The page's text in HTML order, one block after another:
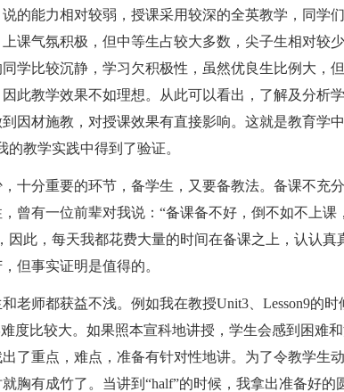
的能力相对较弱，授课采用较深的全英教学，同学们
课气氛积极，但中等生占较大多数，尖子生相对较
学比较沉静，学习欠积极性，虽然优良生比例大，
此教学效果不如理想。从此可以看出，了解及分析学
因材施教，对授课效果有直接影响。这就是教育学
教学实践中得到了验证。
十分重要的环节，备学生，又要备教法。备课不充
曾有一位前辈对我说：“备课备不好，倒不如不上课
因此，每天我都花费大量的时间在备课之上，认认真
但事实证明是值得的。
老师都获益不浅。例如我在教授Unit3、Lesson9的时
度比较大。如果照本宣科地讲授，学生会感到困难
了重点，难点，准备有针对性地讲。为了令教学生
胸有成竹了。当讲到“half”的时候，我拿出准备好的